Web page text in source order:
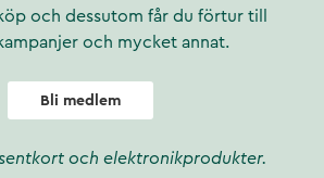
och dessutom får du förtur till
och mycket annat.
Bli medlem
och elektronikprodukter.